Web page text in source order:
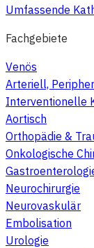
Umfassende
Fachgebiete
Venös
Arteriell, Peripher
Interventionelle
Aortisch
Orthopädie &
Onkologische
Neurochirurgie
Neurovaskulär
Embolisation
Urologie